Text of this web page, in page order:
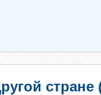
стране